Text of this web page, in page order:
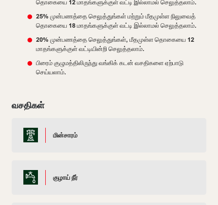
தொகையை 12 மாதங்களுக்குள் வட்டி இல்லாமல் செலுத்தலாம்.
25% முன்பணத்தை செலுத்துங்கள் மற்றும் மீதமுள்ள நிலுவைத்
தொகையை 18 மாதங்களுக்குள் வட்டி இல்லாமல் செலுத்தலாம்.
20% முன்பணத்தை செலுத்துங்கள், மீதமுள்ள தொகையை 12
மாதங்களுக்குள் வட்டியின்றி செலுத்தலாம்.
பிரைம் குழுமத்திலிருந்து வங்கிக் கடன் வசதிகளை ஏற்பாடு
செய்யலாம்.
வசதிகள்
மின்சாரம்
குழாய் நீர்